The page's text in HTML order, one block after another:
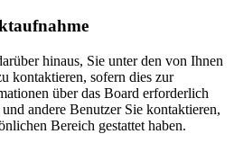
hinaus, Sie unter den von Ihnen
kontaktieren, sofern dies zur
über das Board erforderlich
andere Benutzer Sie kontaktieren,
Bereich gestattet haben.